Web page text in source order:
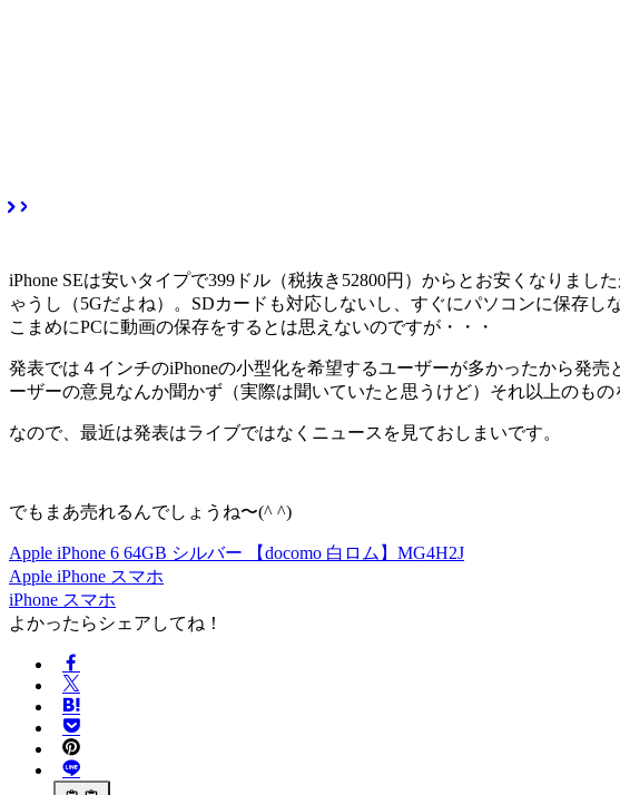
iPhone SEは安いタイプで399ドル（税抜き52800円）からとお安くなりま
ゃうし（5Gだよね）。SDカードも対応しないし、すぐにパソコンに保存
こまめにPCに動画の保存をするとは思えないのですが・・・
発表では４インチのiPhoneの小型化を希望するユーザーが多かったから発
ーザーの意見なんか聞かず（実際は聞いていたと思うけど）それ以上のも
なので、最近は発表はライブではなくニュースを見ておしまいです。
でもまあ売れるんでしょうね〜(^ ^)
Apple iPhone 6 64GB シルバー 【docomo 白ロム】MG4H2J
Apple iPhone スマホ
iPhone スマホ
よかったらシェアしてね！